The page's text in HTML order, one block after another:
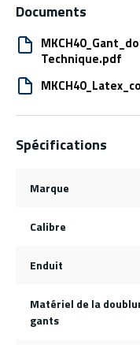
Documents
Technique.pdf
Spécifications
Marque
Calibre
Enduit
Matériel de la
gants